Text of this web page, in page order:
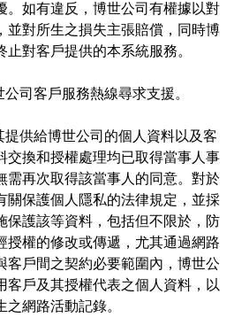
。如有違反，博世公司有權據以對
並對所生之損失主張賠償，同時博
對客戶提供的本系統服務。
司客戶服務熱線尋求支援。
供給博世公司的個人資料以及客
交換和授權處理均已取得當事人事
需再次取得該當事人的同意。對於
關保護個人隱私的法律規定，並採
保護該等資料，包括但不限於，防
授權的修改或傳遞，尤其通過網路
客戶間之契約必要範圍內，博世公
客戶及其授權代表之個人資料，以
網路活動記錄。